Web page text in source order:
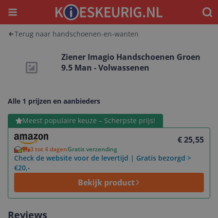
Menu
Terug naar handschoenen-en-wanten
Ziener Imagio Handschoenen Groen
9.5 Man - Volwassenen
Alle 1 prijzen en aanbieders
Meest populaire keuze – Scherpste prijs!
€ 25,55
3 tot 4 dagenGratis verzending
Check de website voor de levertijd | Gratis bezorgd >
€20,-
Bekijk product
Bekijk product
Reviews